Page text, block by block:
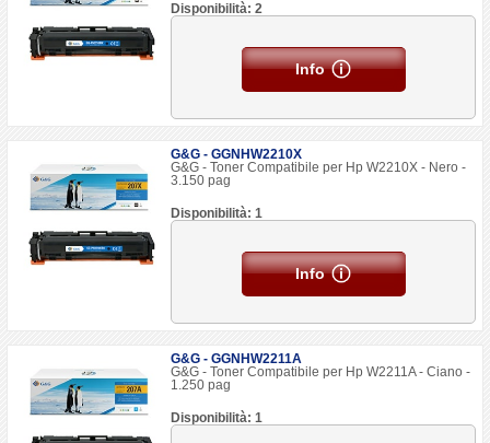
Disponibilità: 2
Info
G&G - GGNHW2210X
G&G - Toner Compatibile per Hp W2210X - Nero -
3.150 pag
Disponibilità: 1
Info
G&G - GGNHW2211A
G&G - Toner Compatibile per Hp W2211A - Ciano -
1.250 pag
Disponibilità: 1